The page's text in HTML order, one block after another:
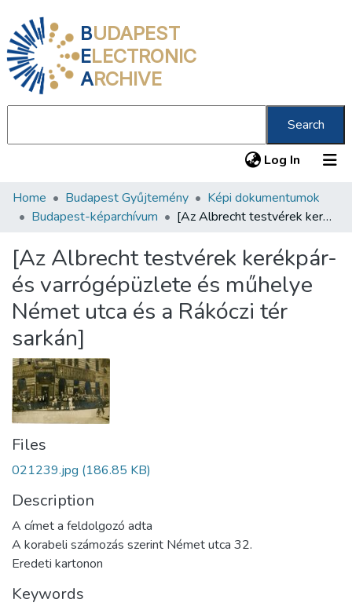
BUDAPEST
ELECTRONIC
ARCHIVE
Search
Log In (current)
Communities & Collections
Statistics
About us
Home Budapest Gyűjtemény
Képi dokumentumok
Budapest-képarchívum
[Az Albrecht testvérek kerékpár- és varrógépüzlete és műhelye Német utca és a Rákóczi tér sarkán]
[Az Albrecht testvérek kerékpár-
és varrógépüzlete és műhelye
Német utca és a Rákóczi tér
sarkán]
Files
021239.jpg (186.85 KB)
Description
A címet a feldolgozó adta
A korabeli számozás szerint Német utca 32.
Eredeti kartonon
Keywords